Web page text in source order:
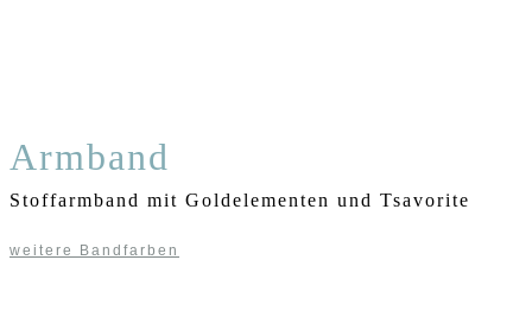
Armband
Stoffarmband mit Goldelementen und Tsavorite
weitere Bandfarben